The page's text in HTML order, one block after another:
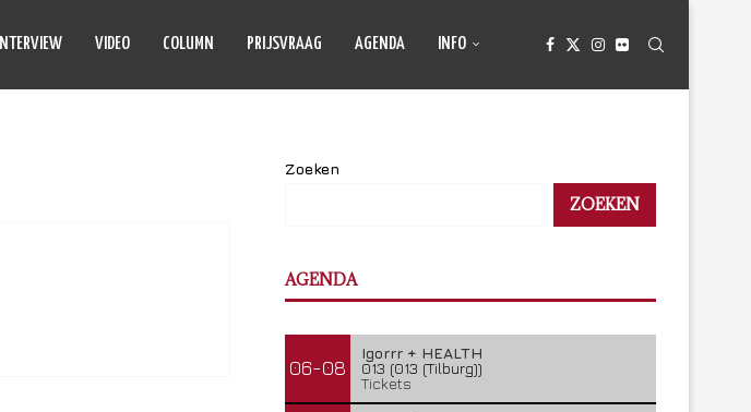
INTERVIEW VIDEO COLUMN PRIJSVRAAG AGENDA INFO
Zoeken
ZOEKEN
AGENDA
06-08
Igorrr + HEALTH
013 (013 (Tilburg))
Tickets